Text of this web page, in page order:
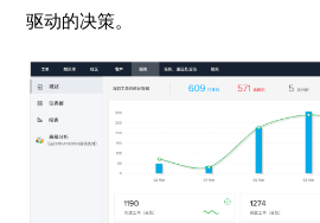
驱动的决策。